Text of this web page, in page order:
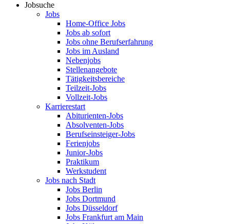
Jobsuche
Jobs
Home-Office Jobs
Jobs ab sofort
Jobs ohne Berufserfahrung
Jobs im Ausland
Nebenjobs
Stellenangebote
Tätigkeitsbereiche
Teilzeit-Jobs
Vollzeit-Jobs
Karrierestart
Abiturienten-Jobs
Absolventen-Jobs
Berufseinsteiger-Jobs
Ferienjobs
Junior-Jobs
Praktikum
Werkstudent
Jobs nach Stadt
Jobs Berlin
Jobs Dortmund
Jobs Düsseldorf
Jobs Frankfurt am Main